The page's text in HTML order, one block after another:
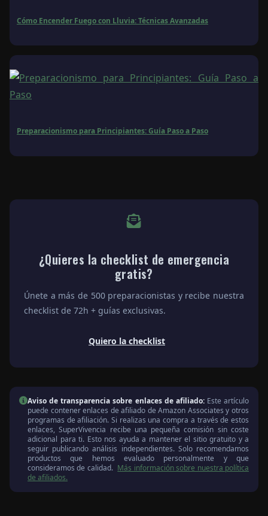
Cómo Encender Fuego con Lluvia: Técnicas Avanzadas
Preparacionismo para Principiantes: Guía Paso a Paso
¿Quieres la checklist de emergencia
gratis?
Únete a más de 500 preparacionistas y recibe nuestra
checklist de 72h + guías exclusivas.
Quiero la checklist
Aviso de transparencia sobre enlaces de afiliado:Este artículo
puede contener enlaces de afiliado de Amazon Associates y otros
programas de afiliación. Si realizas una compra a través de estos
enlaces, SuperVivencia recibe una pequeña comisión sin coste
adicional para ti. Esto nos ayuda a mantener el sitio gratuito y a
seguir publicando análisis independientes. Solo recomendamos
productos que hemos evaluado personalmente y que
consideramos de calidad. Más información sobre nuestra política
de afiliados.